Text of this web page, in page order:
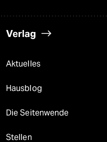
Verlag
Aktuelles
Hausblog
Die Seitenwende
Stellen